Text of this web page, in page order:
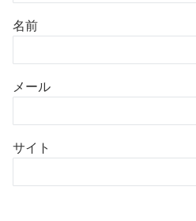
名前
メール
サイト